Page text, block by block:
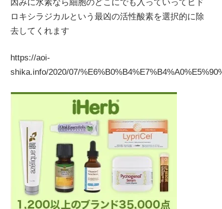
因みに水素なら細胞のどこにでも入っていってヒド
ロキシラジカルという最凶の活性酸素を選択的に除
去してくれます
https://aoi-
shika.info/2020/07/